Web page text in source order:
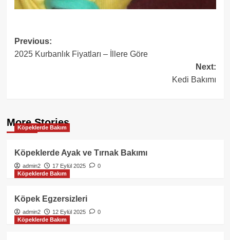
Post
navigation
Previous:
2025 Kurbanlık Fiyatları – İllere Göre
Next:
Kedi Bakımı
More Stories
Köpeklerde Bakım
Köpeklerde Ayak ve Tırnak Bakımı
admin2 17 Eylül 2025
0
Köpeklerde Bakım
Köpek Egzersizleri
admin2 12 Eylül 2025
0
Köpeklerde Bakım